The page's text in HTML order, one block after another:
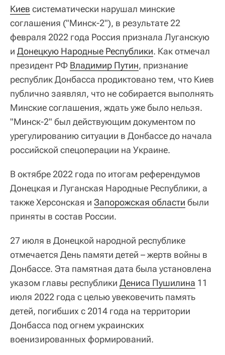
Киев систематически нарушал минские
соглашения ("Минск-2"), в результате 22
февраля 2022 года Россия признала Луганскую
и Донецкую Народные Республики. Как отмечал
президент РФ Владимир Путин, признание
республик Донбасса продиктовано тем, что Киев
публично заявлял, что не собирается выполнять
Минские соглашения, ждать уже было нельзя.
"Минск-2" был действующим документом по
урегулированию ситуации в Донбассе до начала
российской спецоперации на Украине.
В октябре 2022 года по итогам референдумов
Донецкая и Луганская Народные Республики, а
также Херсонская и Запорожская области были
приняты в состав России.
27 июля в Донецкой народной республике
отмечается День памяти детей – жертв войны в
Донбассе. Эта памятная дата была установлена
указом главы республики Дениса Пушилина 11
июля 2022 года с целью увековечить память
детей, погибших с 2014 года на территории
Донбасса под огнем украинских
военизированных формирований.